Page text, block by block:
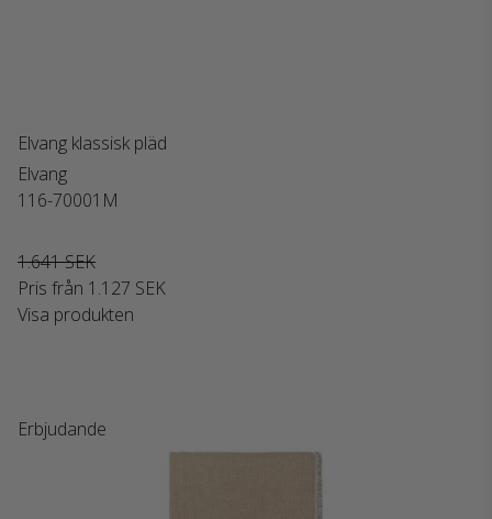
Elvang klassisk pläd
Elvang
116-70001M
1.641 SEK
Pris från 1.127 SEK
Visa produkten
Erbjudande